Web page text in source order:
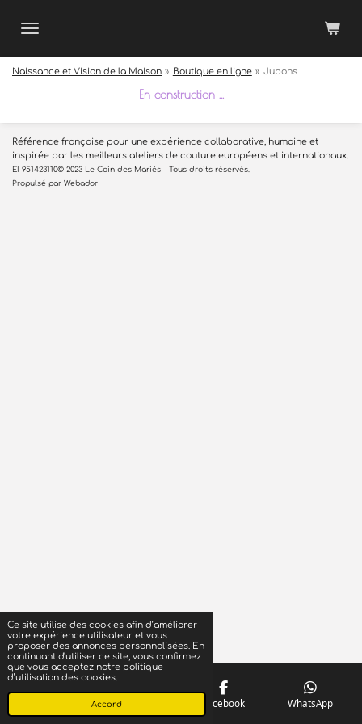
Ce site utilise des cookies afin d’améliorer
votre expérience utilisateur et vous
proposer des annonces personnalisées. En
continuant d'utiliser ce site, vous confirmez
que vous acceptez notre politique
d’utilisation des cookies.
Accord
principal
Naissance et Vision de la Maison » Boutique en ligne » Jupons
En construction ...
Référence française pour une expérience collaborative, humaine et
inspirée par les meilleurs ateliers de couture européens et internationaux.
EI 951423110© 2023 Le Coin des Mariés - Tous droits réservés.
Propulsé par Webador
Facebook WhatsApp